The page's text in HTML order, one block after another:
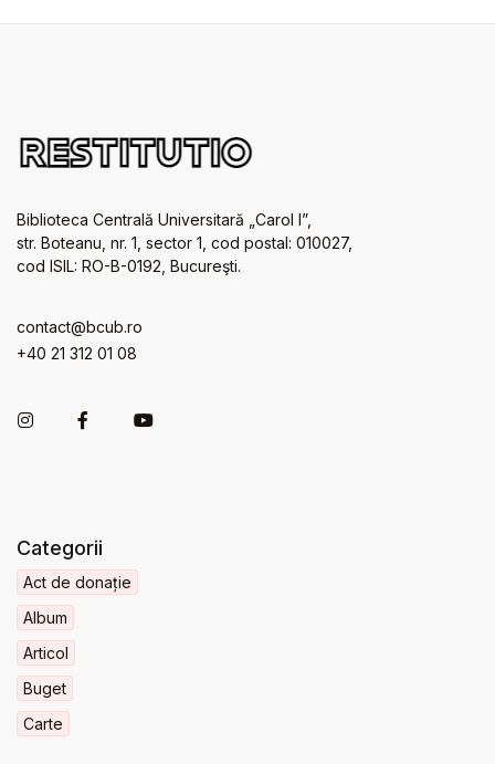
Biblioteca Centrală Universitară „Carol I”,
str. Boteanu, nr. 1, sector 1, cod postal: 010027,
cod ISIL: RO-B-0192, Bucureşti.
contact@bcub.ro
+40 21 312 01 08
Categorii
Act de donație
Album
Articol
Buget
Carte